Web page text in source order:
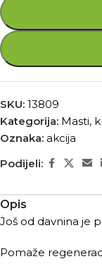
SKU: 13809
Kategorija: Masti,
Oznaka: akcija
Podijeli:
Opis
Još od davnina je
Pomaže